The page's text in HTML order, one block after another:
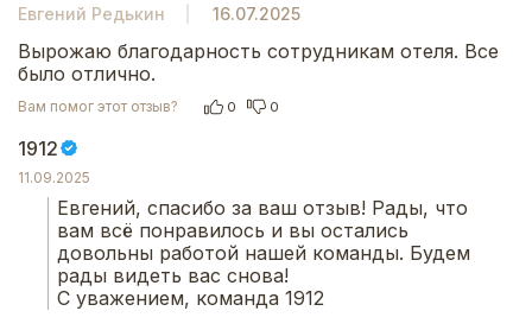
Евгений Редькин 16.07.2025
Вырожаю благодарность сотрудникам отеля. Все
было отлично.
Вам помог этот отзыв? 0 0
1912
11.09.2025
Евгений, спасибо за ваш отзыв! Рады, что
вам всё понравилось и вы остались
довольны работой нашей команды. Будем
рады видеть вас снова!
С уважением, команда 1912